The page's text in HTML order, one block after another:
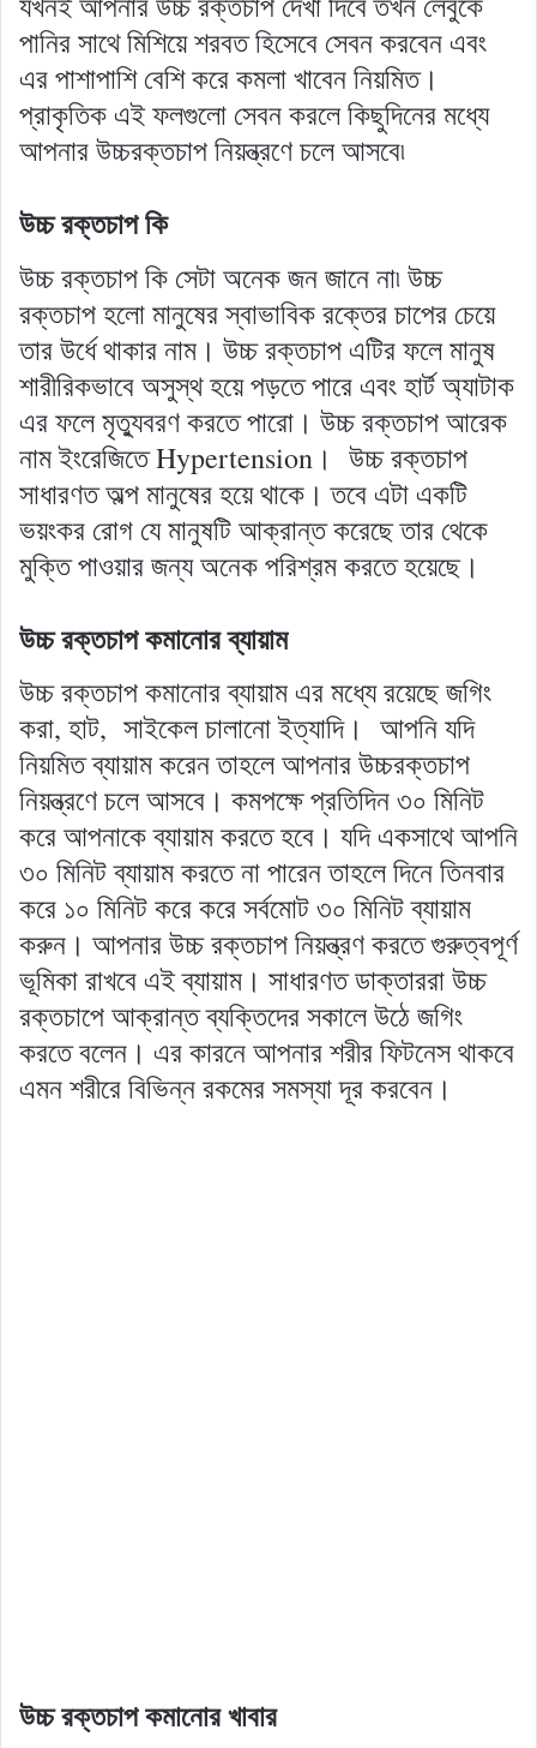
পানির সাথে মিশিয়ে শরবত হিসেবে সেবন করবেন এবং
এর পাশাপাশি বেশি করে কমলা খাবেন নিয়মিত।
প্রাকৃতিক এই ফলগুলো সেবন করলে কিছুদিনের মধ্যে
আপনার উচ্চরক্তচাপ নিয়ন্ত্রণে চলে আসবে৷
উচ্চ রক্তচাপ কি
উচ্চ রক্তচাপ কি সেটা অনেক জন জানে না৷ উচ্চ
রক্তচাপ হলো মানুষের স্বাভাবিক রক্তের চাপের চেয়ে
তার উর্ধে থাকার নাম। উচ্চ রক্তচাপ এটির ফলে মানুষ
শারীরিকভাবে অসুস্থ হয়ে পড়তে পারে এবং হার্ট অ্যাটাক
এর ফলে মৃত্যুবরণ করতে পারো। উচ্চ রক্তচাপ আরেক
নাম ইংরেজিতে Hypertension। উচ্চ রক্তচাপ
সাধারণত অল্প মানুষের হয়ে থাকে। তবে এটা একটি
ভয়ংকর রোগ যে মানুষটি আক্রান্ত করেছে তার থেকে
মুক্তি পাওয়ার জন্য অনেক পরিশ্রম করতে হয়েছে।
উচ্চ রক্তচাপ কমানোর ব্যায়াম
উচ্চ রক্তচাপ কমানোর ব্যায়াম এর মধ্যে রয়েছে জগিং
করা, হাট, সাইকেল চালানো ইত্যাদি। আপনি যদি
নিয়মিত ব্যায়াম করেন তাহলে আপনার উচ্চরক্তচাপ
নিয়ন্ত্রণে চলে আসবে। কমপক্ষে প্রতিদিন ৩০ মিনিট
করে আপনাকে ব্যায়াম করতে হবে। যদি একসাথে আপনি
৩০ মিনিট ব্যায়াম করতে না পারেন তাহলে দিনে তিনবার
করে ১০ মিনিট করে করে সর্বমোট ৩০ মিনিট ব্যায়াম
করুন। আপনার উচ্চ রক্তচাপ নিয়ন্ত্রণ করতে গুরুত্বপূর্ণ
ভূমিকা রাখবে এই ব্যায়াম। সাধারণত ডাক্তাররা উচ্চ
রক্তচাপে আক্রান্ত ব্যক্তিদের সকালে উঠে জগিং
করতে বলেন। এর কারনে আপনার শরীর ফিটনেস থাকবে
এমন শরীরে বিভিন্ন রকমের সমস্যা দূর করবেন।
উচ্চ রক্তচাপ কমানোর খাবার